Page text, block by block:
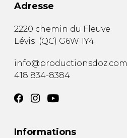
Adresse
2220 chemin du Fleuve
Lévis (QC) G6W 1Y4
info@productionsdoz.com
418 834-8384
Informations